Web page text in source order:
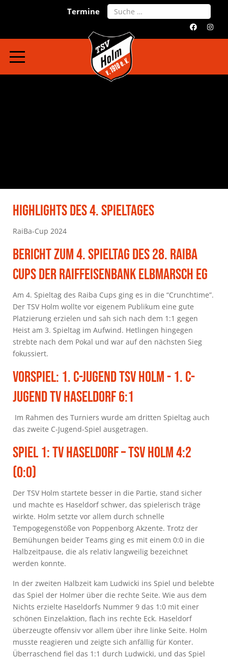
Search
Termine
Highlights Des 4. Spieltages
RaiBa-Cup 2024
Bericht Zum 4. Spieltag Des 28. Raiba
Cups Der Raiffeisenbank Elbmarsch EG
Am 4. Spieltag des Raiba Cups ging es in die “Crunchtime”.
Der TSV Holm wollte vor eigenem Publikum eine gute
Platzierung erzielen und sah sich nach dem 1:1 gegen
Heist am 3. Spieltag im Aufwind. Hetlingen hingegen
strebte nach dem Pokal und war auf den nächsten Sieg
fokussiert.
Vorspiel: 1. C-Jugend TSV Holm - 1. C-
Jugend TV Haseldorf 6:1
Im Rahmen des Turniers wurde am dritten Spieltag auch
das zweite C-Jugend-Spiel ausgetragen.
Spiel 1: TV Haseldorf – TSV Holm 4:2
(0:0)
Der TSV Holm startete besser in die Partie, stand sicher
und machte es Haseldorf schwer, das spielerisch träge
wirkte. Holm setzte vor allem durch schnelle
Tempogegenstöße von Poppenborg Akzente. Trotz der
Bemühungen beider Teams ging es mit einem 0:0 in die
Halbzeitpause, die als relativ langweilig bezeichnet
werden konnte.
In der zweiten Halbzeit kam Ludwicki ins Spiel und belebte
das Spiel der Holmer über die rechte Seite. Wie aus dem
Nichts erzielte Haseldorfs Nummer 9 das 1:0 mit einer
schönen Einzelaktion, flach ins rechte Eck. Haseldorf
überzeugte offensiv vor allem über ihre linke Seite. Holm
musste reagieren und zeigte sich anfällig für Konter.
Überraschend fiel das 1:1 durch Ludwicki, und das Spiel